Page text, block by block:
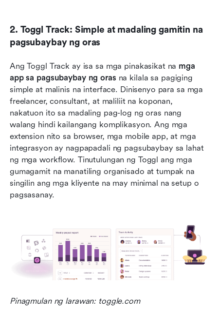
2. Toggl Track: Simple at madaling gamitin na
pagsubaybay ng oras
Ang Toggl Track ay isa sa mga pinakasikat na mga
app sa pagsubaybay ng oras na kilala sa pagiging
simple at malinis na interface. Dinisenyo para sa mga
freelancer, consultant, at maliliit na koponan,
nakatuon ito sa madaling pag-log ng oras nang
walang hindi kailangang komplikasyon. Ang mga
extension nito sa browser, mga mobile app, at mga
integrasyon ay nagpapadali ng pagsubaybay sa lahat
ng mga workflow. Tinutulungan ng Toggl ang mga
gumagamit na manatiling organisado at tumpak na
singilin ang mga kliyente na may minimal na setup o
pagsasanay.
Pinagmulan ng larawan: toggle.com